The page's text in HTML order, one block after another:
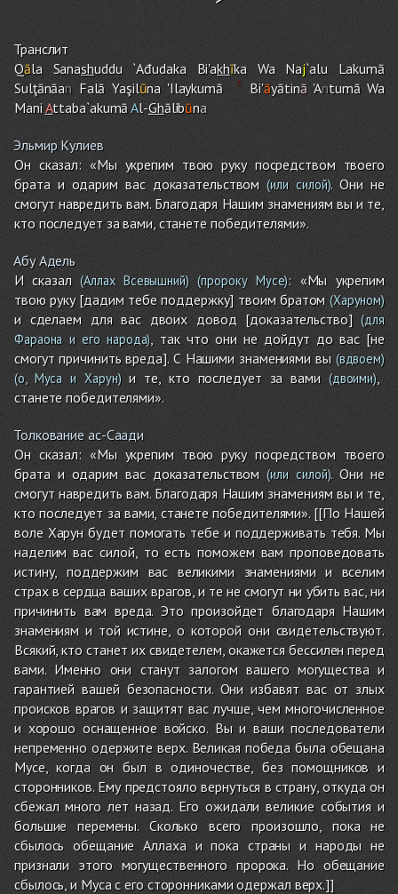
Транслит
Qāla Sanashuddu `Ađudaka Bi'akhīka Wa Naj`alu Lakumā
Sulţānāan Falā Yaşilūna 'Ilaykumā Bi'āyātinā'Antumā Wa
ManiAttaba`akumāAl-Ghālibūna
Эльмир Кулиев
Он сказал: «Мы укрепим твою руку посредством твоего
брата и одарим вас доказательством (или силой). Они не
смогут навредить вам. Благодаря Нашим знамениям вы и те,
кто последует за вами, станете победителями».
Абу Адель
И сказал(Аллах Всевышний)(пророку Мусе): «Мы укрепим
твою руку [дадим тебе поддержку] твоим братом (Харуном)
и сделаем для вас двоих довод [доказательство](для
Фараона и его народа) , так что они не дойдут до вас [не
смогут причинить вреда]. С Нашими знамениями вы(вдвоем)
(о, Муса и Харун)и те, кто последует за вами(двоими)
станете победителями».
Толкование ас-Саади
Он сказал: «Мы укрепим твою руку посредством твоего
брата и одарим вас доказательством (или силой). Они не
смогут навредить вам. Благодаря Нашим знамениям вы и те,
кто последует за вами, станете победителями». [[По Нашей
воле Харун будет помогать тебе и поддерживать тебя. Мы
наделим вас силой, то есть поможем вам проповедовать
истину, поддержим вас великими знамениями и вселим
страх в сердца ваших врагов, и те не смогут ни убить вас, ни
причинить вам вреда. Это произойдет благодаря Нашим
знамениям и той истине, о которой они свидетельствуют.
Всякий, кто станет их свидетелем, окажется бессилен перед
вами. Именно они станут залогом вашего могущества и
гарантией вашей безопасности. Они избавят вас от злых
происков врагов и защитят вас лучше, чем многочисленное
и хорошо оснащенное войско. Вы и ваши последователи
непременно одержите верх. Великая победа была обещана
Мусе, когда он был в одиночестве, без помощников и
сторонников. Ему предстояло вернуться в страну, откуда он
сбежал много лет назад. Его ожидали великие события и
большие перемены. Сколько всего произошло, пока не
сбылось обещание Аллаха и пока страны и народы не
признали этого могущественного пророка. Но обещание
сбылось, и Муса с его сторонниками одержал верх.]]